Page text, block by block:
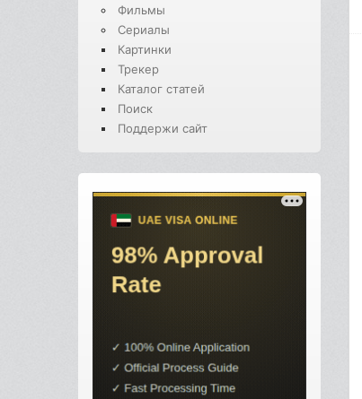
Фильмы
Сериалы
Картинки
Трекер
Каталог статей
Поиск
Поддержи сайт